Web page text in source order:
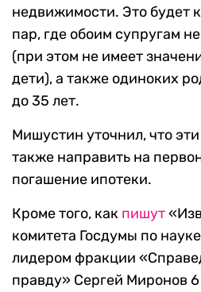
недвижимости. Это будет
пар, где обоим супругам
(при этом не имеет
дети), а также одиноких
до 35 лет.
Мишустин уточнил, что
также направить на
погашение ипотеки.
Кроме того, как пишут
комитета Госдумы по
лидером фракции
правду» Сергей Миронов